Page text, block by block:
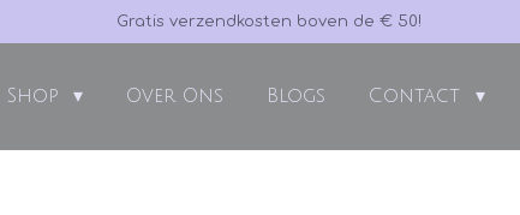
Gratis verzendkosten boven de € 50!
Shop Over Ons Blogs Contact